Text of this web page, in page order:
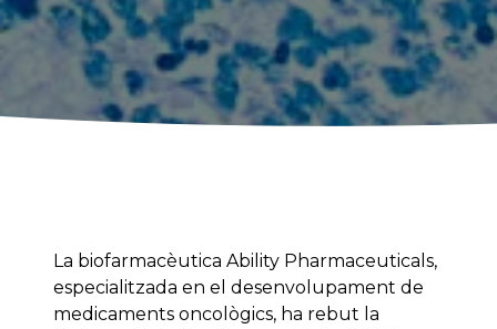
La biofarmacèutica Ability Pharmaceuticals,
especialitzada en el desenvolupament de
medicaments oncològics, ha rebut la